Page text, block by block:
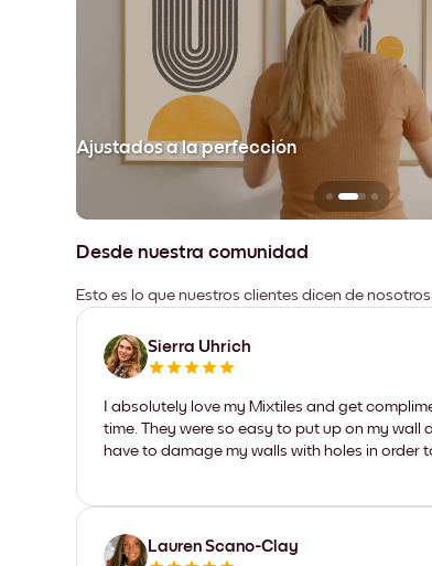
Ajustados a la perfección
Desde nuestra comunidad
Esto es lo que nuestros clientes dicen de nosotros
Sierra Uhrich
I absolutely love my Mixtiles and get
time. They were so easy to put up on my wall
have to damage my walls with holes in order
Lauren Scano-Clay